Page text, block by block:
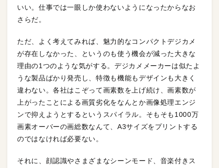
いい。仕事では一眼しか使わないようになったからなお
さらだ。
ただ、よく考えてみれば、魅力的なコンパクトデジカメ
が存在しなかった、というのも使う機会が減った大きな
理由の1つのような気がする。デジカメメーカーは似たよ
うな製品ばかり発売し、特徴も機能もデザインも大きく
違わない。各社はこぞって画素数を上げ続け、画素数が
上がったことによる画質劣化をなんとか画像処理エンジ
ンで抑えようとするというスパイラル。そもそも1000万
画素オーバーの画総数なんて、A3サイズをプリントする
のではなければ必要ない。
それに、顔認識やさまざまなシーンモード、音楽付きス